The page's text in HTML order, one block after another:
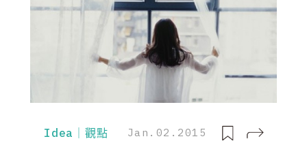
Idea｜觀點 Jan.02.2015